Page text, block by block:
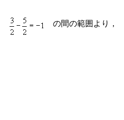
の間の範囲より，